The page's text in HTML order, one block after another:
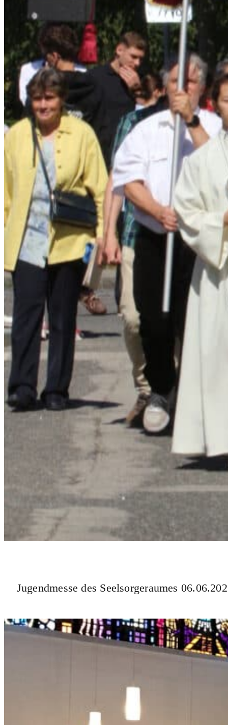
Jugendmesse des Seelsorgeraumes